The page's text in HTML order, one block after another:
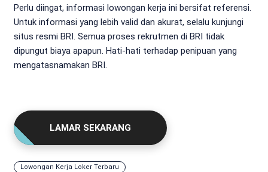
Perlu diingat, informasi lowongan kerja ini bersifat referensi.
Untuk informasi yang lebih valid dan akurat, selalu kunjungi
situs resmi BRI. Semua proses rekrutmen di BRI tidak
dipungut biaya apapun. Hati-hati terhadap penipuan yang
mengatasnamakan BRI.
LAMAR SEKARANG
Lowongan Kerja Loker Terbaru